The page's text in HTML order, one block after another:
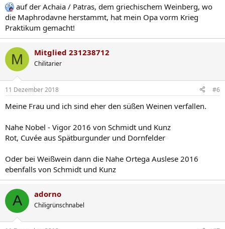
auf der Achaia / Patras, dem griechischem Weinberg, wo
die Maphrodavne herstammt, hat mein Opa vorm Krieg
Praktikum gemacht!
M Mitglied 231238712
Chilitarier
11 Dezember 2018 #6
Meine Frau und ich sind eher den süßen Weinen verfallen.
Nahe Nobel - Vigor 2016 von Schmidt und Kunz
Rot, Cuvée aus Spätburgunder und Dornfelder
Oder bei Weißwein dann die Nahe Ortega Auslese 2016
ebenfalls von Schmidt und Kunz
A adorno
Chiligrünschnabel